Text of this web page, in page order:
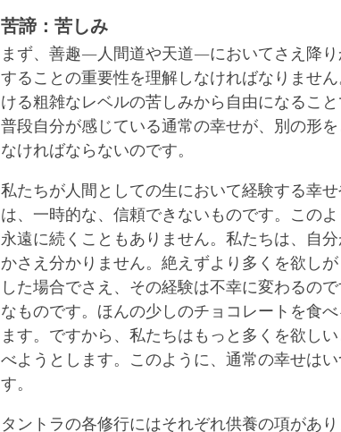
苦諦：苦しみ
まず、善趣―人間道や天道―においてさえ降
することの重要性を理解しなければなりませ
ける粗雑なレベルの苦しみから自由になるこ
普段自分が感じている通常の幸せが、別の形
なければならないのです。
私たちが人間としての生において経験する幸
は、一時的な、信頼できないものです。この
永遠に続くこともありません。私たちは、自
かさえ分かりません。絶えずより多くを欲し
した場合でさえ、その経験は不幸に変わるの
なものです。ほんの少しのチョコレートを食
ます。ですから、私たちはもっと多くを欲し
べようとします。このように、通常の幸せは
す。
タントラの各修行にはそれぞれ供養の項があ